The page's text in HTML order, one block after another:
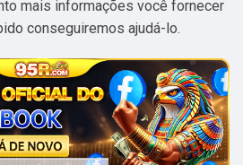
mais informações você fornecer
conseguiremos ajudá-lo.